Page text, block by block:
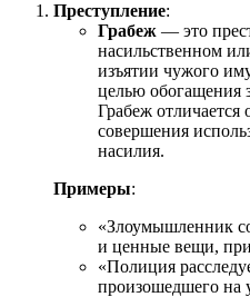
Преступление:
Грабеж — это
насильственном
изъятии чужого
целью обогащения
Грабеж отличается
совершения
насилия.
Примеры:
«Злоумышленник
и ценные вещи,
«Полиция
произошедшего на